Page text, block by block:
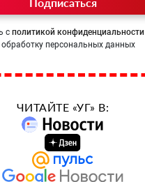
с политикой конфиденциальности
обработку персональных данных
ЧИТАЙТЕ «УГ» В: